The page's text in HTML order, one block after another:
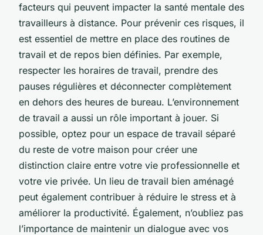
facteurs qui peuvent impacter la santé mentale des
travailleurs à distance. Pour prévenir ces risques, il
est essentiel de mettre en place des routines de
travail et de repos bien définies. Par exemple,
respecter les horaires de travail, prendre des
pauses régulières et déconnecter complètement
en dehors des heures de bureau. L’environnement
de travail a aussi un rôle important à jouer. Si
possible, optez pour un espace de travail séparé
du reste de votre maison pour créer une
distinction claire entre votre vie professionnelle et
votre vie privée. Un lieu de travail bien aménagé
peut également contribuer à réduire le stress et à
améliorer la productivité. Également, n’oubliez pas
l’importance de maintenir un dialogue avec vos